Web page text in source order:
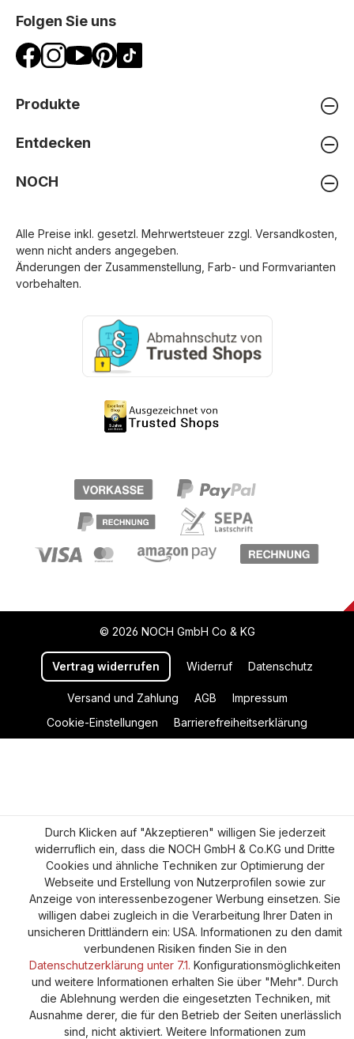
Folgen Sie uns
Produkte
Entdecken
NOCH
Alle Preise inkl. gesetzl. Mehrwertsteuer zzgl. Versandkosten
wenn nicht anders angegeben.
Änderungen der Zusammenstellung, Farb- und Formvarianten
vorbehalten.
© 2026 NOCH GmbH Co & KG
Vertrag widerrufen Widerruf Datenschutz
Versand und Zahlung AGB
Impressum
Cookie-Einstellungen
Barrierefreiheitserklärung
Durch Klicken auf "Akzeptieren" willigen Sie jederzeit
widerruflich ein, dass die NOCH GmbH & Co.KG und Dritte
Cookies und ähnliche Techniken zur Optimierung der
Webseite und Erstellung von Nutzerprofilen sowie zur
Anzeige von interessenbezogener Werbung einsetzen. Sie
willigen dabei zugleich in die Verarbeitung Ihrer Daten in
unsicheren Drittländern ein: USA. Informationen zu den damit
verbundenen Risiken finden Sie in den
Datenschutzerklärung unter 7.1. Konfigurationsmöglichkeiten
und weitere Informationen erhalten Sie über "Mehr". Durch
die Ablehnung werden die eingesetzten Techniken, mit
Ausnahme derer, die für den Betrieb der Seiten unerlässlich
sind, nicht aktiviert. Weitere Informationen zum